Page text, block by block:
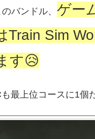
バンドル、 ゲー
Train Sim
す😥
最上位コースに1個